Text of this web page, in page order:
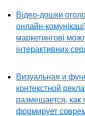
Відео-дошки
онлайн-
маркетингові
інтерактивних
Визуальная и
контекстной
размещается, как
формирует